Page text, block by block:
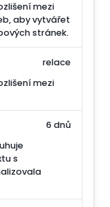
mezi
aby vytvářet
stránek.
mezi
relace
s
6 dnů